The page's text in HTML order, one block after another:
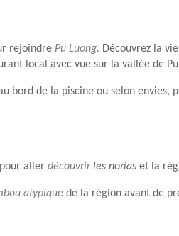
rejoindre Pu Luong. Découvrez la
local avec vue sur la vallée de
bord de la piscine ou selon
pour aller découvrirles norias et la
atypique de la région avant de